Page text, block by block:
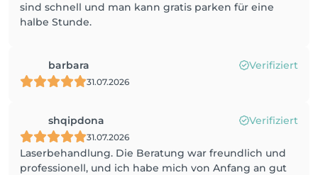
sind schnell und man kann gratis parken für eine
halbe Stunde.
barbara Verifiziert
31.07.2026
shqipdona Verifiziert
31.07.2026
Laserbehandlung. Die Beratung war freundlich und
professionell, und ich habe mich von Anfang an gut